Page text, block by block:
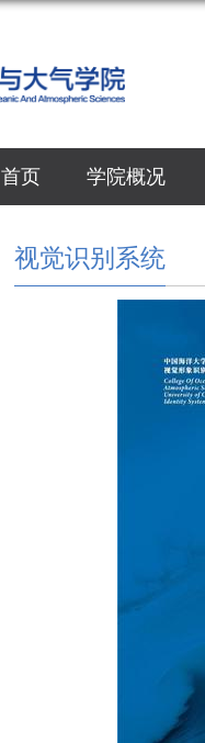
首页 学院概况
视觉识别系统